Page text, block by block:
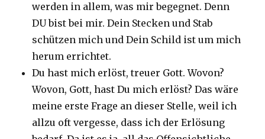
werden in allem, was mir begegnet. Denn
DU bist bei mir. Dein Stecken und Stab
schützen mich und Dein Schild ist um mich
herum errichtet.
Du hast mich erlöst, treuer Gott. Wovon?
Wovon, Gott, hast Du mich erlöst? Das wäre
meine erste Frage an dieser Stelle, weil ich
allzu oft vergesse, dass ich der Erlösung